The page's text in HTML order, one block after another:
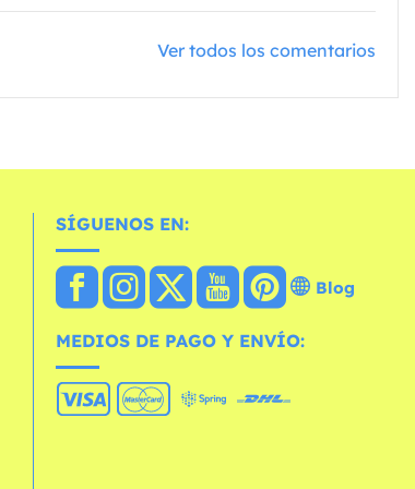
Ver todos los comentarios
SÍGUENOS EN:
Blog
MEDIOS DE PAGO Y ENVÍO: